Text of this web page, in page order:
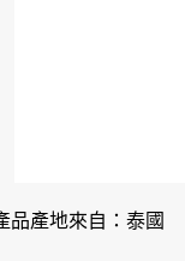
品產地來自：泰國